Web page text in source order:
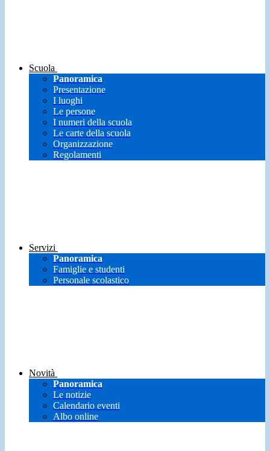
Scuola
Panoramica
Presentazione
I luoghi
Le persone
I numeri della scuola
Le carte della scuola
Organizzazione
Regolamenti
Servizi
Panoramica
Famiglie e studenti
Personale scolastico
Novità
Panoramica
Le notizie
Calendario eventi
Albo online